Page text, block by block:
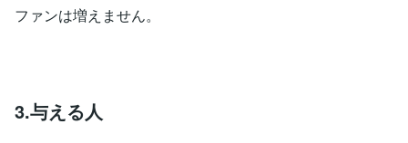
ファンは増えません。
3.与える人